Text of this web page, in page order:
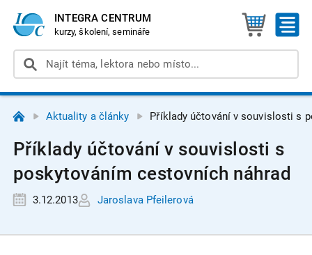
INTEGRA CENTRUM
kurzy, školení, semináře
Aktuality a články Příklady účtování v souvislosti s
Příklady účtování v souvislosti s
poskytováním cestovních náhrad
3.12.2013 Jaroslava Pfeilerová